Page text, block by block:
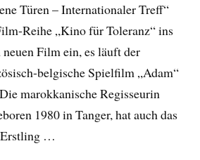
Türen – Internationaler Treff“
Reihe „Kino für Toleranz“ ins
Film ein, es läuft der
belgische Spielfilm „Adam“
marokkanische Regisseurin
1980 in Tanger, hat auch das
Erstling …